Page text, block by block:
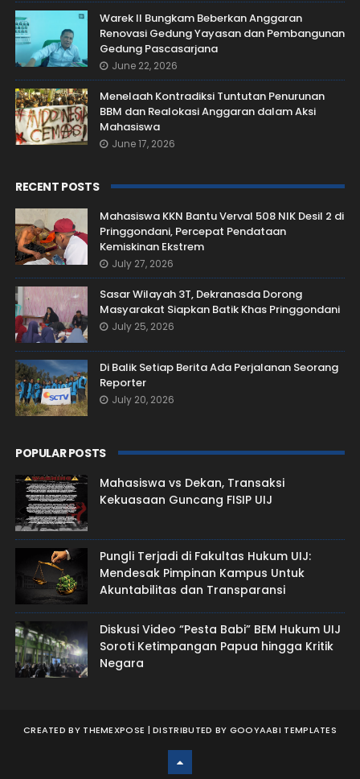
Warek II Bungkam Beberkan Anggaran
Renovasi Gedung Yayasan dan Pembangunan
Gedung Pascasarjana
June 22, 2026
Menelaah Kontradiksi Tuntutan Penurunan
BBM dan Realokasi Anggaran dalam Aksi
Mahasiswa
June 17, 2026
RECENT POSTS
Mahasiswa KKN Bantu Verval 508 NIK Desil 2 di
Pringgondani, Percepat Pendataan
Kemiskinan Ekstrem
July 27, 2026
Sasar Wilayah 3T, Dekranasda Dorong
Masyarakat Siapkan Batik Khas Pringgondani
July 25, 2026
Di Balik Setiap Berita Ada Perjalanan Seorang
Reporter
July 20, 2026
POPULAR POSTS
Mahasiswa vs Dekan, Transaksi
Kekuasaan Guncang FISIP UIJ
Pungli Terjadi di Fakultas Hukum UIJ:
Mendesak Pimpinan Kampus Untuk
Akuntabilitas dan Transparansi
Diskusi Video “Pesta Babi” BEM Hukum UIJ
Soroti Ketimpangan Papua hingga Kritik
Negara
CREATED BY THEMEXPOSE | DISTRIBUTED BY GOOYAABI TEMPLATES